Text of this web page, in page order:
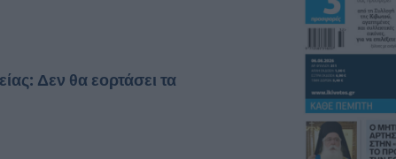
Δεν θα εορτάσει τα